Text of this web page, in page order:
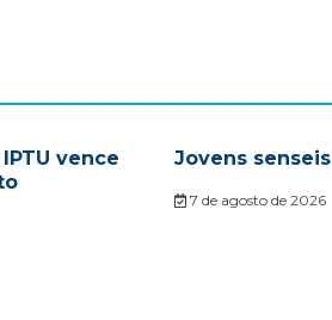
vence
Jovens senseis
7 de agosto de 2026